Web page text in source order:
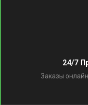
24/7
Заказы